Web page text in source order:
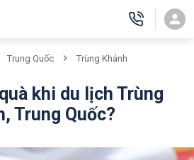
Trung Quốc Trùng Khánh
khi du lịch Trùng
Trung Quốc?